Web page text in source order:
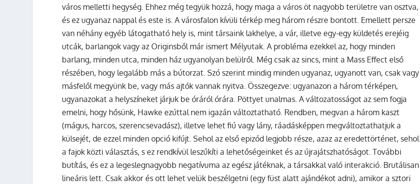
város melletti hegység. Ehhez még tegyük hozzá, hogy maga a város öt nagyobb területre van osztva,
és ez ugyanaz nappal és este is. A városfalon kívüli térkép meg három részre bontott. Emellett persze
van néhány egyéb látogatható hely is, mint társaink lakhelye, a vár, illetve egy-egy küldetés erejéig
utcák, barlangok vagy az Originsből már ismert Mélyutak. A probléma ezekkel az, hogy minden
barlang, minden utca, minden ház ugyanolyan belülről. Még csak az sincs, mint a Mass Effect első
részében, hogy legalább más a bútorzat. Szó szerint mindig minden ugyanaz, ugyanott van, csak vagy
másfelől megyünk be, vagy más ajtók vannak nyitva. Összegezve: ugyanazon a három térképen,
ugyanazokat a helyszíneket járjuk be óráról órára. Pöttyet unalmas. A változatosságot az sem fogja
emelni, hogy hősünk, Hawke ezúttal nem igazán változtatható. Rendben, megvan a három kaszt
(mágus, harcos, szerencsevadász), illetve lehet fiú vagy lány, ráadásképpen megváltoztathatjuk a
külsejét, de ezzel minden opció kifújt. Sehol az első epizód legjobb része, azaz az eredettörténet, sehol
a fajok közti választás, s ez rendkívül leszűkíti a lehetőségeinket és az újrajátszhatóságot. További
butítás, és ez a legeslegnagyobb negatívuma az egész játéknak, a társakkal való interakció. Brutálisan
lineáris lett. Csak akkor és ott lehet velük beszélgetni (egy füst alatt ajándékot adni), amikor a sztori